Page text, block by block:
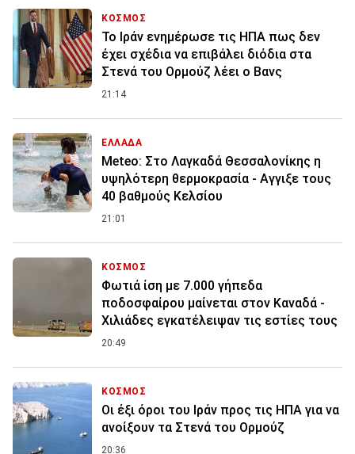
ΚΟΣΜΟΣ
To Ιράν ενημέρωσε τις ΗΠΑ πως δεν
έχει σχέδια να επιβάλει διόδια στα
Στενά του Ορμούζ λέει ο Βανς
21:14
ΕΛΛΑΔΑ
Meteo: Στο Λαγκαδά Θεσσαλονίκης η
υψηλότερη θερμοκρασία - Αγγιξε τους
40 βαθμούς Κελσίου
21:01
ΚΟΣΜΟΣ
Φωτιά ίση με 7.000 γήπεδα
ποδοσφαίρου μαίνεται στον Καναδά -
Χιλιάδες εγκατέλειψαν τις εστίες τους
20:49
ΚΟΣΜΟΣ
Οι έξι όροι του Ιράν προς τις ΗΠΑ για να
ανοίξουν τα Στενά του Ορμούζ
20:36